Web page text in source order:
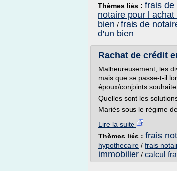
Thèmes liés : frais de
notaire pour l
bien / frais de
d'un bien
Rachat de crédit
Malheureusement, les
mais que se passe-t-il
époux/conjoints
Quelles sont les
Mariés sous le régime
Lire la suite
Thèmes liés : frais
hypothecaire / frais
immobilier / calcul